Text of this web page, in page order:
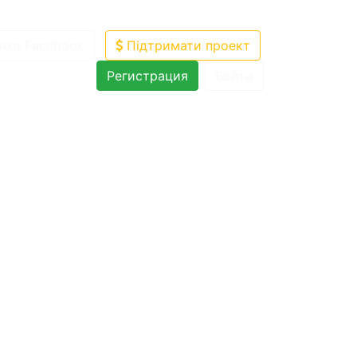
Підтримати проект
Регистрация